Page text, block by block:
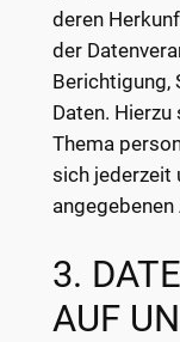
deren
der
Berichtigung,
Daten.
Thema
sich jederzeit
3.
AUF